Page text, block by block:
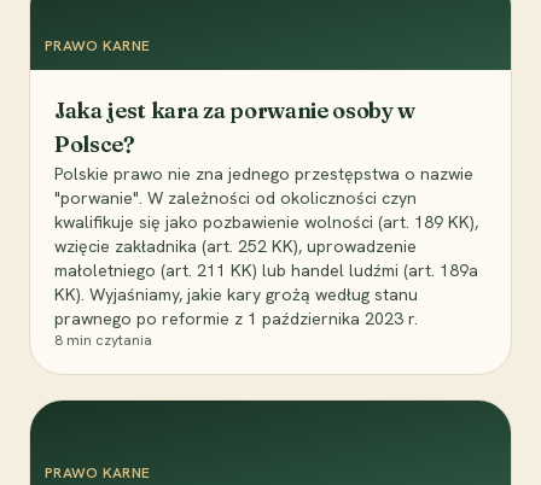
PRAWO KARNE
Jaka jest kara za porwanie osoby w
Polsce?
Polskie prawo nie zna jednego przestępstwa o nazwie
"porwanie". W zależności od okoliczności czyn
kwalifikuje się jako pozbawienie wolności (art. 189 KK),
wzięcie zakładnika (art. 252 KK), uprowadzenie
małoletniego (art. 211 KK) lub handel ludźmi (art. 189a
KK). Wyjaśniamy, jakie kary grożą według stanu
prawnego po reformie z 1 października 2023 r.
8 min czytania
PRAWO KARNE